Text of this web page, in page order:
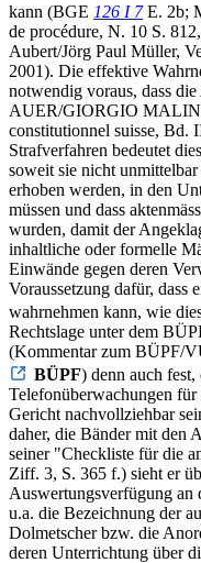
kann (BGE 126 I 7E. 2b;
de procédure, N. 10 S.
Aubert/Jörg Paul Müller,
2001). Die effektive
notwendig voraus, dass
AUER/GIORGIO
constitutionnel suisse, Bd.
Strafverfahren bedeutet
soweit sie nicht
erhoben werden, in den
müssen und dass
wurden, damit der
inhaltliche oder formelle
Einwände gegen deren
Voraussetzung dafür, dass
wahrnehmen kann, wie
Rechtslage unter dem
(Kommentar zum BÜPF/
BÜPF) denn auch
Telefonüberwachungen
Gericht nachvollziehbar
daher, die Bänder mit den
seiner "Checkliste für die
Ziff. 3, S. 365 f.) sieht er
Auswertungsverfügung an
u.a. die Bezeichnung der
Dolmetscher bzw. die
deren Unterrichtung über